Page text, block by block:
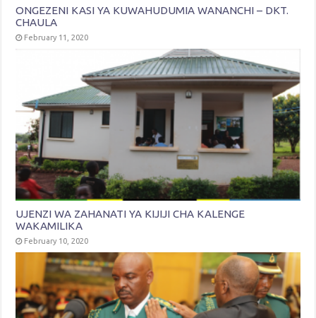
ONGEZENI KASI YA KUWAHUDUMIA WANANCHI – DKT.
CHAULA
February 11, 2020
UJENZI WA ZAHANATI YA KIJIJI CHA KALENGE
WAKAMILIKA
February 10, 2020